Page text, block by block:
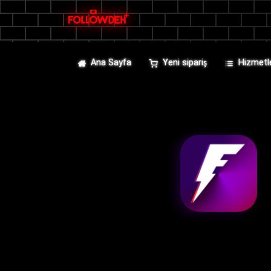
Ana Sayfa Yeni sipariş